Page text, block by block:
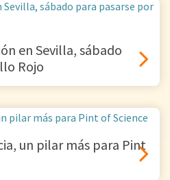
en Sevilla, sábado
Rojo
un pilar más para Pint